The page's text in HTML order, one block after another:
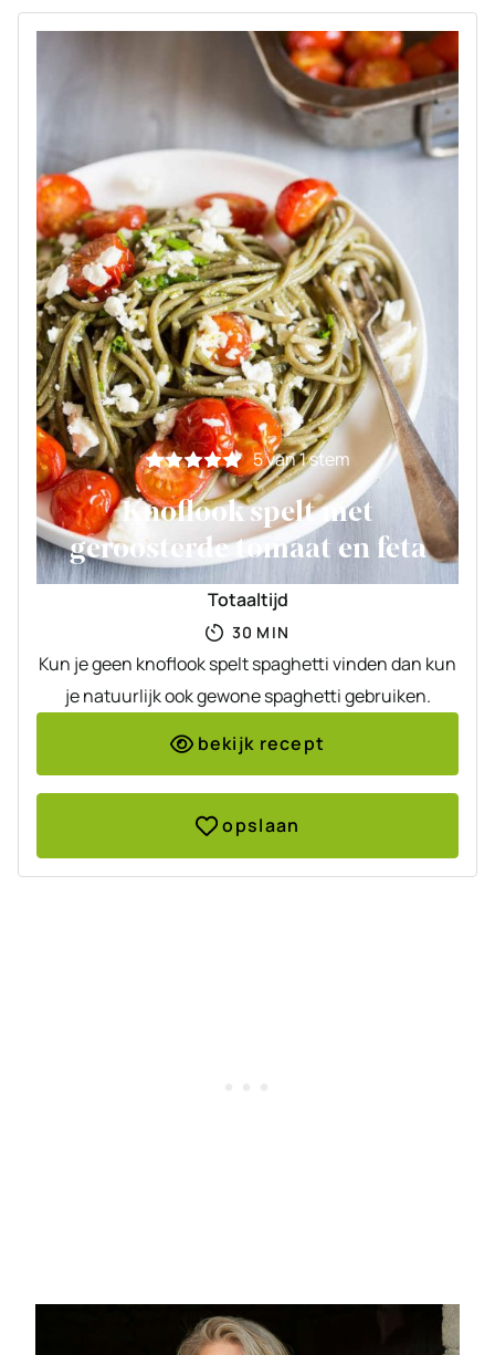
5van 1 stem
Knoflook spelt met
geroosterde tomaat en feta
Totaaltijd
30 MINUTEN
MIN
Kun je geen knoflook spelt spaghetti vinden dan kun
je natuurlijk ook gewone spaghetti gebruiken.
bekijk recept
opslaan